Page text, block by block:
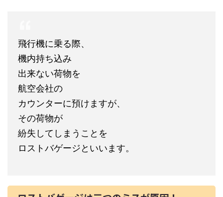
飛行機に乗る際、
機内持ち込み
出来ない荷物を
航空会社の
カウンターに預けますが、
その荷物が
紛失してしまうことを
ロストバゲージといいます。